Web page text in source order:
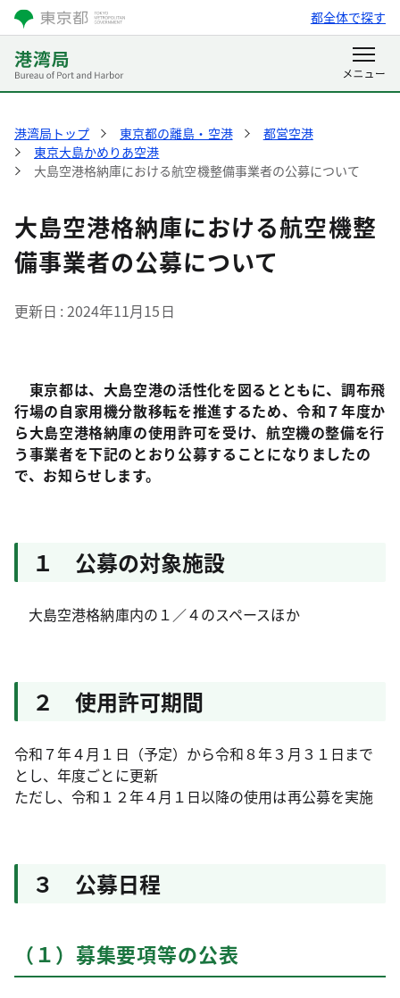
都全体で探す
港湾局トップ 東京都の離島・空港
都営空港
東京大島かめりあ空港
大島空港格納庫における航空機整備事業者の公募について
大島空港格納庫における航空機整
備事業者の公募について
更新日 2024年11月15日
東京都は、大島空港の活性化を図るとともに、調布飛
行場の自家用機分散移転を推進するため、令和７年度か
ら大島空港格納庫の使用許可を受け、航空機の整備を行
う事業者を下記のとおり公募することになりましたの
で、お知らせします。
１ 公募の対象施設
大島空港格納庫内の１／４のスペースほか
２ 使用許可期間
令和７年４月１日（予定）から令和８年３月３１日まで
とし、年度ごとに更新
ただし、令和１２年４月１日以降の使用は再公募を実施
３ 公募日程
（１）募集要項等の公表